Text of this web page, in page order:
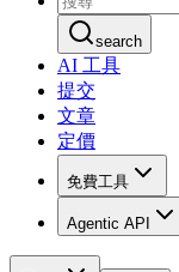
search
AI 工具
提交
文章
定價
免費工具
Agentic API